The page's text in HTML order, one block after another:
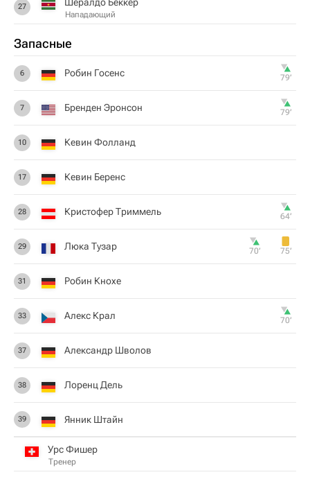
27
Нападающий
Запасные
6 Робин Госенс 79‎’‎
7 Бренден Эронсон 79‎’‎
10 Кевин Фолланд
17 Кевин Беренс
28 Кристофер Триммель 64‎’‎
29 Люка Тузар 70‎’‎ 75‎’‎
31 Робин Кнохе
33 Алекс Крал 70‎’‎
37 Александр Шволов
38 Лоренц Дель
39 Янник Штайн
Урс Фишер
Тренер